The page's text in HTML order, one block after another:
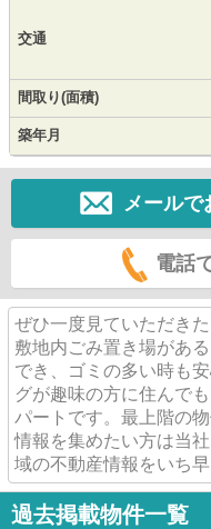
交通
間取り(面積)
築年月
メールで
電話
ぜひ一度見ていただき
敷地内ごみ置き場があ
でき、ゴミの多い時も
グが趣味の方に住んで
パートです。最上階の
情報を集めたい方は当
域の不動産情報をいち早
過去掲載物件一覧